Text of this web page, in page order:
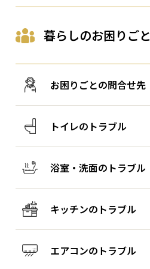
暮らしのお困りごと
お困りごとの問合せ先
トイレのトラブル
浴室・洗面のトラブル
キッチンのトラブル
エアコンのトラブル